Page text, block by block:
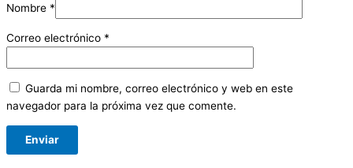
Nombre *
Correo electrónico *
Guarda mi nombre, correo electrónico y web en este
navegador para la próxima vez que comente.